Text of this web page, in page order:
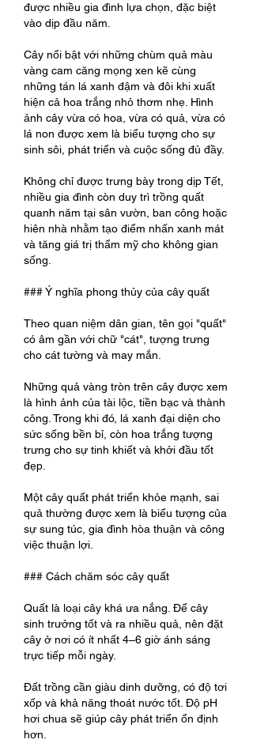
được nhiều gia đình lựa chọn, đặc biệt
vào dịp đầu năm.
Cây nổi bật với những chùm quả màu
vàng cam căng mọng xen kẽ cùng
những tán lá xanh đậm và đôi khi xuất
hiện cả hoa trắng nhỏ thơm nhẹ. Hình
ảnh cây vừa có hoa, vừa có quả, vừa có
lá non được xem là biểu tượng cho sự
sinh sôi, phát triển và cuộc sống đủ đầy.
Không chỉ được trưng bày trong dịp Tết,
nhiều gia đình còn duy trì trồng quất
quanh năm tại sân vườn, ban công hoặc
hiên nhà nhằm tạo điểm nhấn xanh mát
và tăng giá trị thẩm mỹ cho không gian
sống.
### Ý nghĩa phong thủy của cây quất
Theo quan niệm dân gian, tên gọi "quất"
có âm gần với chữ "cát", tượng trưng
cho cát tường và may mắn.
Những quả vàng tròn trên cây được xem
là hình ảnh của tài lộc, tiền bạc và thành
công. Trong khi đó, lá xanh đại diện cho
sức sống bền bỉ, còn hoa trắng tượng
trưng cho sự tinh khiết và khởi đầu tốt
đẹp.
Một cây quất phát triển khỏe mạnh, sai
quả thường được xem là biểu tượng của
sự sung túc, gia đình hòa thuận và công
việc thuận lợi.
### Cách chăm sóc cây quất
Quất là loại cây khá ưa nắng. Để cây
sinh trưởng tốt và ra nhiều quả, nên đặt
cây ở nơi có ít nhất 4–6 giờ ánh sáng
trực tiếp mỗi ngày.
Đất trồng cần giàu dinh dưỡng, có độ tơi
xốp và khả năng thoát nước tốt. Độ pH
hơi chua sẽ giúp cây phát triển ổn định
hơn.